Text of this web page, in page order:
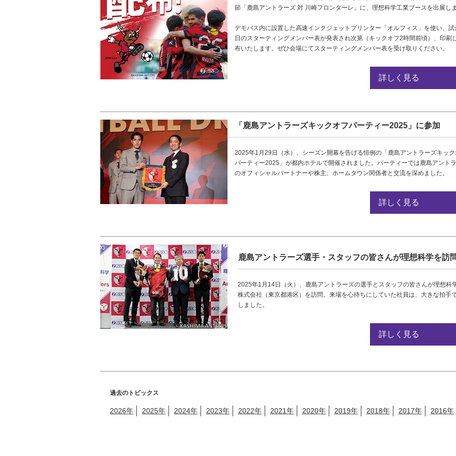
節「鹿島アントラーズ 対 川崎フロンターレ」に、理想科学工業ブースを出展しま
デモバス内に設置した高速インクジェットプリンター「オルフィス」を使い、試
日のスターティングメンバー表が発表され次第（キックオフ2時間前頃）、印刷
布いたします。ぜひ会場にてスターティングメンバー表を受け取りください。
詳しく見る
「鹿島アントラーズキックオフパーティー2025」に参加
2025年1月29日（水）、シーズン開幕を告げる恒例の「鹿島アントラーズキック
パーティー2025」が都内ホテルで開催されました。パーティーでは鹿島アント
のオフィシャルパートナーや株主、ホームタウン関係者と交流を深めました。
詳しく見る
鹿島アントラーズ選手・スタッフの皆さんが理想科学を訪
2025年1月14日（火）、鹿島アントラーズの選手とスタッフの皆さんが理想科
株式会社（東京都港区）を訪問。来場を心待ちにしていた社員は、大きな拍手
しました。
詳しく見る
過去のトピックス
2026年 2025年 2024年 2023年 2022年 2021年 2020年 2019年 2018年 2017年 2016年